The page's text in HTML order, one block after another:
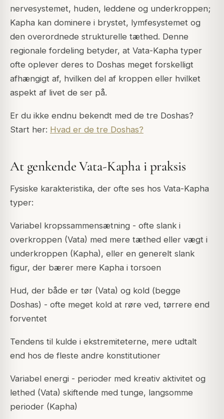
nervesystemet, huden, leddene og underkroppen;
Kapha kan dominere i brystet, lymfesystemet og
den overordnede strukturelle tæthed. Denne
regionale fordeling betyder, at Vata-Kapha typer
ofte oplever deres to Doshas meget forskelligt
afhængigt af, hvilken del af kroppen eller hvilket
aspekt af livet de ser på.
Er du ikke endnu bekendt med de tre Doshas?
Start her: Hvad er de tre Doshas?
At genkende Vata-Kapha i praksis
Fysiske karakteristika, der ofte ses hos Vata-Kapha
typer:
Variabel kropssammensætning - ofte slank i
overkroppen (Vata) med mere tæthed eller vægt i
underkroppen (Kapha), eller en generelt slank
figur, der bærer mere Kapha i torsoen
Hud, der både er tør (Vata) og kold (begge
Doshas) - ofte meget kold at røre ved, tørrere end
forventet
Tendens til kulde i ekstremiteterne, mere udtalt
end hos de fleste andre konstitutioner
Variabel energi - perioder med kreativ aktivitet og
lethed (Vata) skiftende med tunge, langsomme
perioder (Kapha)